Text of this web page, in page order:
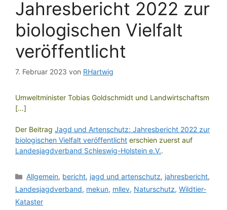
Jahresbericht 2022 zur
biologischen Vielfalt
veröffentlicht
7. Februar 2023 von RHartwig
Umweltminister Tobias Goldschmidt und Landwirtschaftsm
[…]
Der Beitrag Jagd und Artenschutz: Jahresbericht 2022 zur
biologischen Vielfalt veröffentlicht erschien zuerst auf
Landesjagdverband Schleswig-Holstein e.V..
Kategorien
Allgemein, bericht, jagd und artenschutz, jahresbericht,
Landesjagdverband, mekun, mllev, Naturschutz, Wildtier-
Kataster